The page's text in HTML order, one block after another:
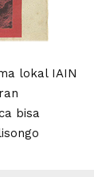
lokal IAIN
bisa